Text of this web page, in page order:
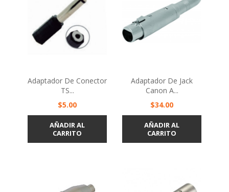
Adaptador De Conector
TS...
Precio
$5.00
AÑADIR AL
CARRITO
Adaptador De Jack
Canon A...
Precio
$34.00
AÑADIR AL
CARRITO